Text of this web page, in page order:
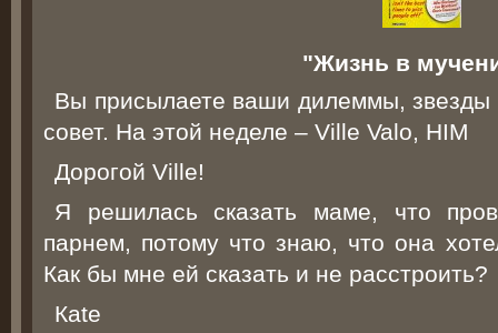
"Жизнь в
Вы присылаете ваши дилеммы,
совет. На этой неделе – Ville Valo, HIM
Дорогой Ville!
Я решилась сказать маме, что
парнем, потому что знаю, что она
Как бы мне ей сказать и не расстроить?
Каte